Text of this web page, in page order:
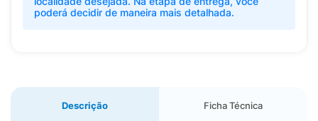
poderá decidir de maneira mais detalhada.
Descrição Ficha Técnica